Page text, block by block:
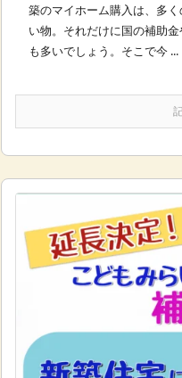
築のマイホーム購入は、多
い物。それだけに国の補助
も多いでしょう。そこで今 ...